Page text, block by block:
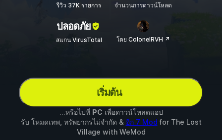
รีวิว 37K รายการ จำนวนการดาวน์โหลด
ปลอดภัย
สแกน VirusTotal โดย ColonelRVH ↗
เริ่มต้น
...หรือไปที่ PC เพื่อดาวน์โหลดแอป
รับ โหมดเทพ, ทรัพยากรไม่จำกัด & อีก 7 Mod for The Lost
Village with WeMod